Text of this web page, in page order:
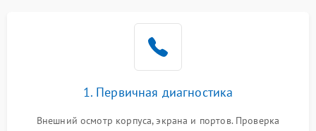
1. Первичная диагностика
Внешний осмотр корпуса, экрана и портов. Проверка